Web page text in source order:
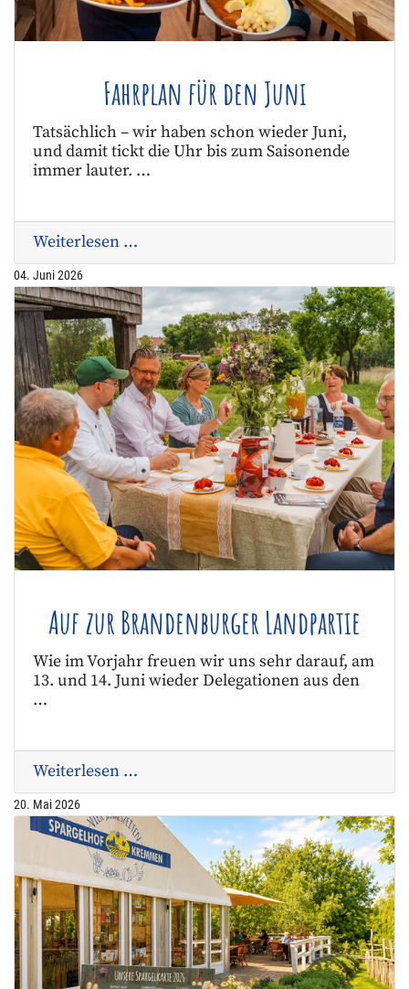
Fahrplan für den Juni
Tatsächlich – wir haben schon wieder Juni,
und damit tickt die Uhr bis zum Saisonende
immer lauter. …
Weiterlesen …
04. Juni 2026
Auf zur Brandenburger Landpartie
Wie im Vorjahr freuen wir uns sehr darauf, am
13. und 14. Juni wieder Delegationen aus den
…
Weiterlesen …
20. Mai 2026